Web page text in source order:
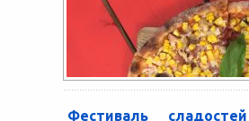
фестиваль...
Фестиваль